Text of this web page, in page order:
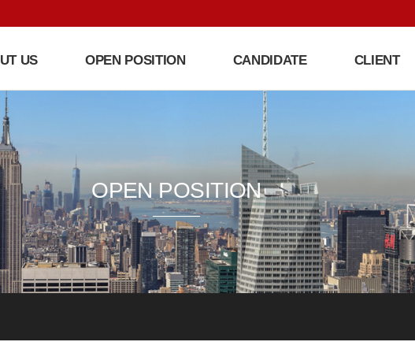
US OPEN POSITION CANDIDATE CLIENT
OPEN POSITION